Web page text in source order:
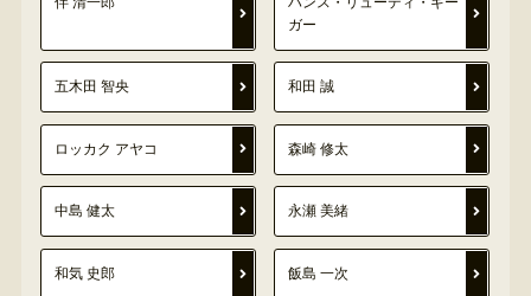
ガー
五木田 智央 和田 誠
ロッカク アヤコ 森崎 修太
中島 健太 永瀬 美緒
和気 史郎 飯島 一次